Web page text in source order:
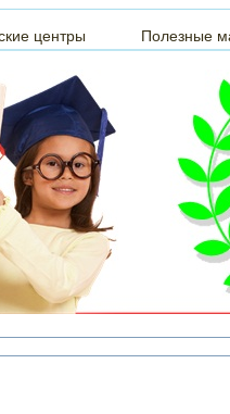
центры Полезные